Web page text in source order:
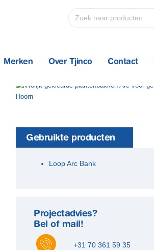
Merken Over Tjinco Contact
Gebruikte producten
Loop Arc Bank
Projectadvies?
Bel of mail!
+31 70 361 59 35